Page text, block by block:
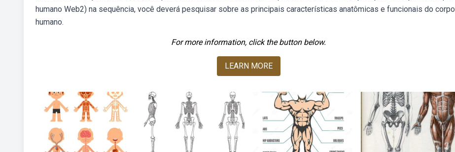
humano Web2) na sequência, você deverá pesquisar sobre as principais características anatômicas e funcionais do corpo
humano.
For more information, click the button below.
LEARN MORE